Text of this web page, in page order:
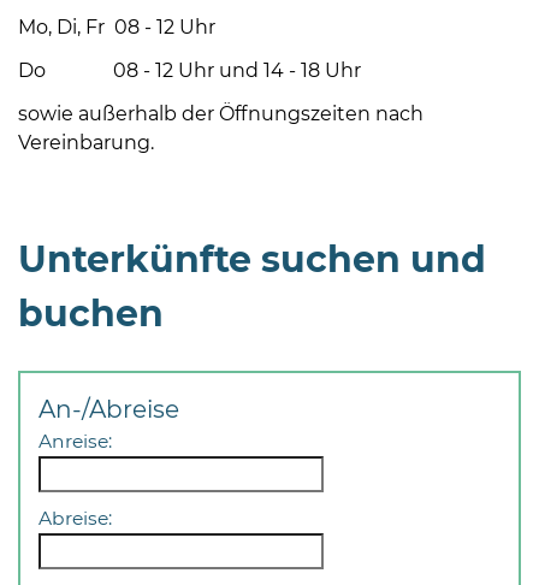
Mo, Di, Fr 08 - 12 Uhr
Do 08 - 12 Uhr und 14 - 18 Uhr
sowie außerhalb der Öffnungszeiten nach
Vereinbarung.
Unterkünfte suchen und
buchen
An-/Abreise
Anreise:
Abreise: